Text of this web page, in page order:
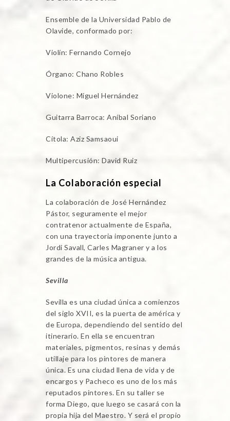
Ensemble de la Universidad Pablo de
Olavide, conformado por:
Violín: Fernando Cornejo
Órgano: Chano Robles
Violone: Miguel Hernández
Guitarra Barroca: Aníbal Soriano
Cítola: Aziz Samsaoui
Multipercusión: David Ruiz
La Colaboración especial
La colaboración de José Hernández
Pástor, seguramente el mejor
contratenor actualmente de España,
con una trayectoria imponente junto a
Jordi Savall, Carles Magraner y a los
grandes de la música antigua.
Sevilla
Sevilla es una ciudad única a comienzos
del siglo XVII, es la puerta de américa y
de Europa, dependiendo del sentido del
itinerario. En ella se encuentran
materiales, pigmentos, resinas y demás
utillaje para los pintores de manera
única. Es una ciudad llena de vida y de
encargos y Pacheco es uno de los más
reputados pintores. En su taller se
forma Diego, que luego se casará con la
propia hija del Maestro. Y será el propio